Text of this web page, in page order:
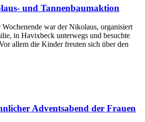
und Tannenbaumaktion
Wochenende war der Nikolaus, organisiert
in Havixbeck unterwegs und besuchte
allem die Kinder freuten sich über den
Adventsabend der Frauen